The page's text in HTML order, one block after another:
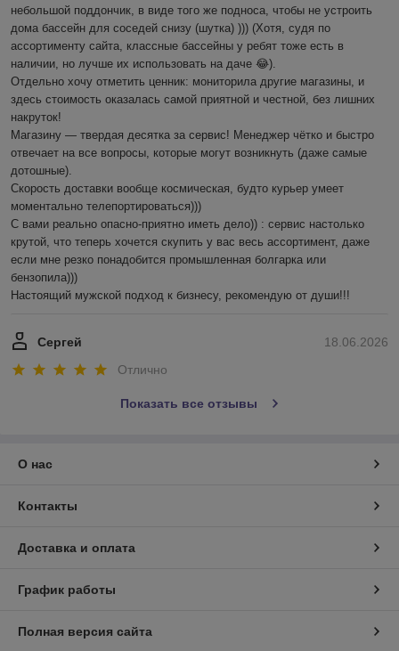
небольшой поддончик, в виде того же подноса, чтобы не устроить
дома бассейн для соседей снизу (шутка) ))) (Хотя, судя по
ассортименту сайта, классные бассейны у ребят тоже есть в
наличии, но лучше их использовать на даче 😂).
Отдельно хочу отметить ценник: мониторила другие магазины, и
здесь стоимость оказалась самой приятной и честной, без лишних
накруток!
Магазину — твердая десятка за сервис! Менеджер чётко и быстро
отвечает на все вопросы, которые могут возникнуть (даже самые
дотошные).
Скорость доставки вообще космическая, будто курьер умеет
моментально телепортироваться)))
С вами реально опасно-приятно иметь дело)) : сервис настолько
крутой, что теперь хочется скупить у вас весь ассортимент, даже
если мне резко понадобится промышленная болгарка или
бензопила)))
Настоящий мужской подход к бизнесу, рекомендую от души!!!
18.06.2026
Сергей
Отлично
Показать все отзывы
О нас
Контакты
Доставка и оплата
График работы
Полная версия сайта